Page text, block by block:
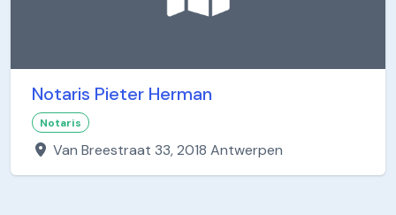
Notaris Pieter Herman
Notaris
Van Breestraat 33, 2018 Antwerpen